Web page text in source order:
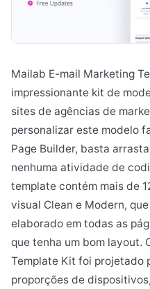
Mailab E-mail Marketing
impressionante kit de
sites de agências de
personalizar este modelo
Page Builder, basta
nenhuma atividade de
template contém mais de
visual Clean e Modern,
elaborado em todas as
que tenha um bom layout.
Template Kit foi projetado
proporções de